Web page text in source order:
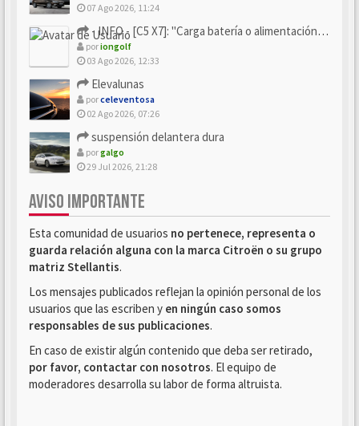
07 Ago 2026, 11:24
- INFO - [C5 X7]: "Carga batería o alimentación eléctri...
poriongolf
03 Ago 2026, 12:33
Elevalunas
porceleventosa
02 Ago 2026, 07:26
suspensión delantera dura
porgalgo
29 Jul 2026, 21:28
AVISO IMPORTANTE
Esta comunidad de usuarios no pertenece, representa o
guarda relación alguna con la marca Citroën o su grupo
matriz Stellantis.
Los mensajes publicados reflejan la opinión personal de los
usuarios que las escriben y en ningún caso somos
responsables de sus publicaciones.
En caso de existir algún contenido que deba ser retirado,
por favor, contactar con nosotros. El equipo de
moderadores desarrolla su labor de forma altruista.